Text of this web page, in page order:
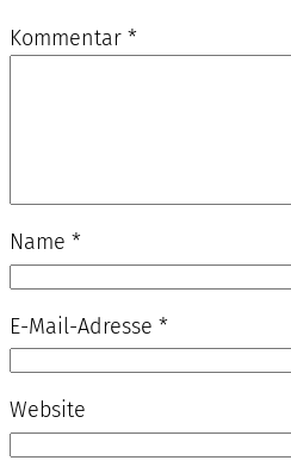
Kommentar *
Name *
E-Mail-Adresse *
Website